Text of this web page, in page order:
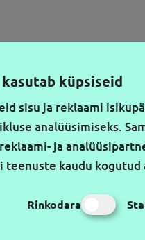
küpsiseid
sisu ja reklaami
analüüsimiseks.
ja
teenuste kaudu kogutud
Rinkodara